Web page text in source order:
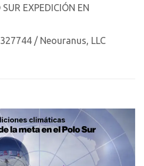
EXPEDICIÓN EN
/ Neouranus, LLC